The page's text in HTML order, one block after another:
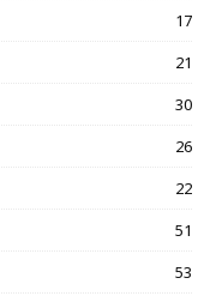
17
21
30
26
22
51
53